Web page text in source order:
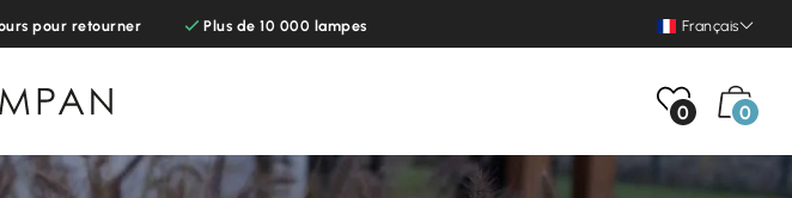
pour retourner Plus de 10 000 lampes Français
0 0